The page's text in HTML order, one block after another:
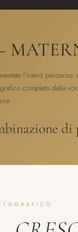
l'intero percorso:
completo della
di